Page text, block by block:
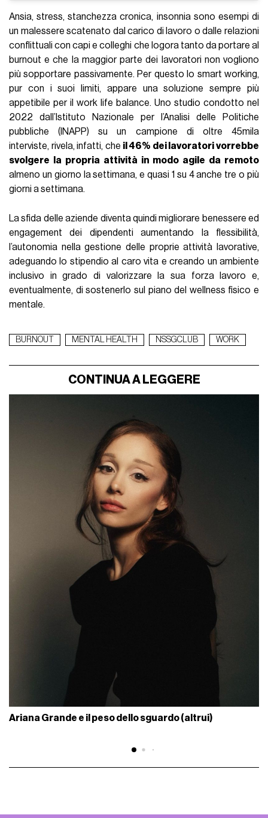
Ansia, stress, stanchezza cronica, insonnia sono esempi di
un malessere scatenato dal carico di lavoro o dalle relazioni
conflittuali con capi e colleghi che logora tanto da portare al
burnout e che la maggior parte dei lavoratori non vogliono
più sopportare passivamente. Per questo lo smart working,
pur con i suoi limiti, appare una soluzione sempre più
appetibile per il work life balance. Uno studio condotto nel
2022 dall’Istituto Nazionale per l’Analisi delle Politiche
pubbliche (INAPP) su un campione di oltre 45mila
interviste, rivela, infatti, che il 46% dei lavoratori vorrebbe
svolgere la propria attività in modo agile da remoto
almeno un giorno la settimana, e quasi 1 su 4 anche tre o più
giorni a settimana.
La sfida delle aziende diventa quindi migliorare benessere ed
engagement dei dipendenti aumentando la flessibilità,
l’autonomia nella gestione delle proprie attività lavorative,
adeguando lo stipendio al caro vita e creando un ambiente
inclusivo in grado di valorizzare la sua forza lavoro e,
eventualmente, di sostenerlo sul piano del wellness fisico e
mentale.
BURNOUT MENTAL HEALTH NSSGCLUB WORK
CONTINUA A LEGGERE
Ariana Grande e il peso dello sguardo (altrui)